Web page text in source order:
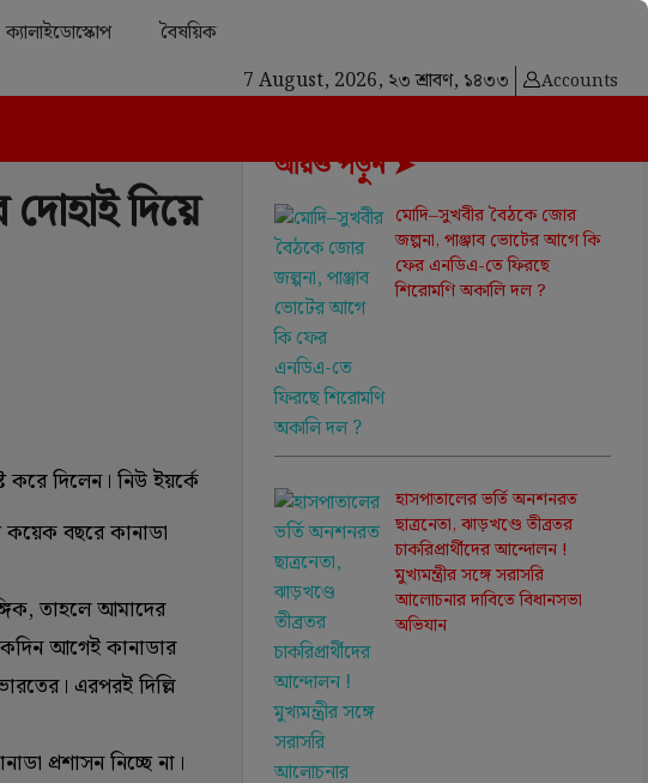
ক্যালাইডোস্কোপ
বৈষয়িক
7 August, 2026, ২৩ শ্রাবণ, ১৪৩৩ Accounts
দিয়ে
দিলেন। নিউ ইয়র্কে
বছরে কানাডা
তাহলে আমাদের
আগেই কানাডার
এরপরই দিল্লি
প্রশাসন নিচ্ছে না।
আরও পড়ুন ➤
মোদি–সুখবীর বৈঠকে জোর
জল্পনা, পাঞ্জাব ভোটের আগে কি
ফের এনডিএ-তে ফিরছে
শিরোমণি অকালি দল ?
হাসপাতালের ভর্তি অনশনরত
ছাত্রনেতা, ঝাড়খণ্ডে তীব্রতর
চাকরিপ্রার্থীদের আন্দোলন !
মুখ্যমন্ত্রীর সঙ্গে সরাসরি
আলোচনার দাবিতে বিধানসভা
অভিযান